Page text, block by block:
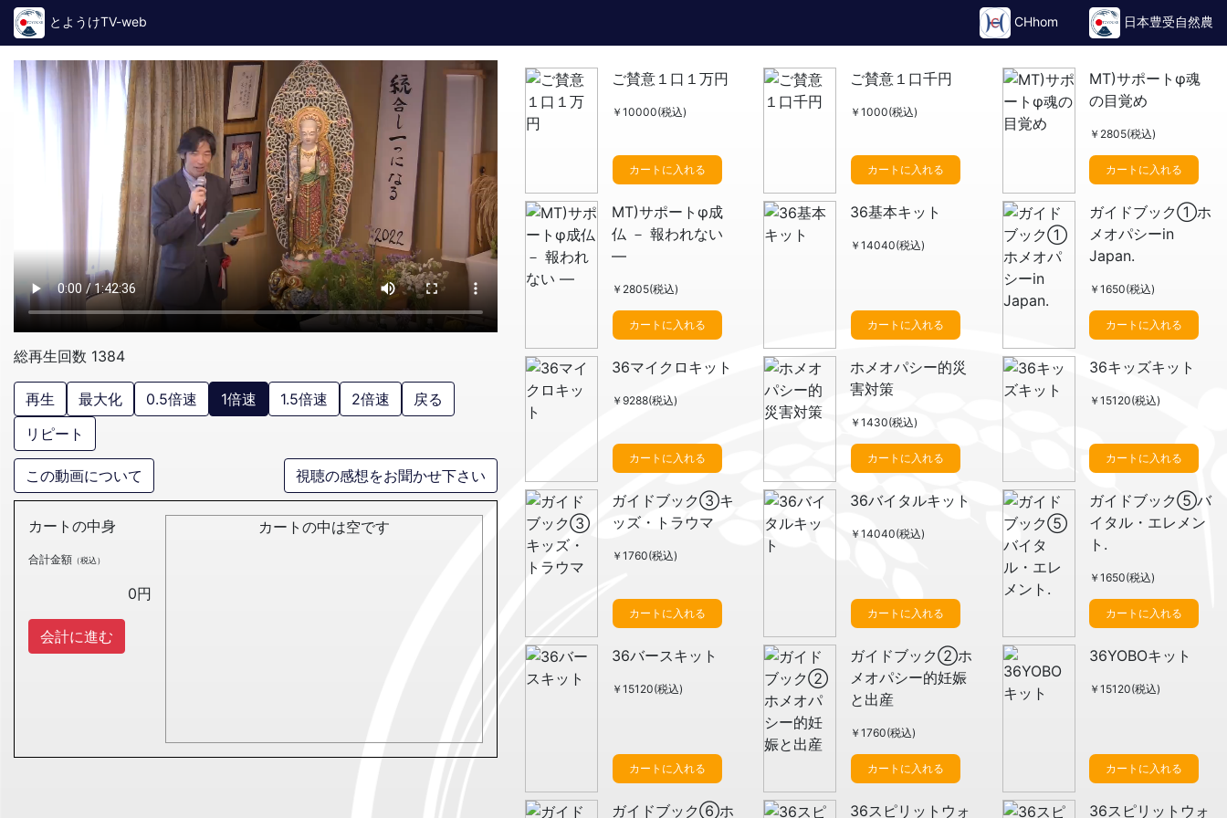
とようけTV-web CHhom 日本豊受自然農
総再生回数 1384
再生 最大化 0.5倍速 1倍速 1.5倍速 2倍速
戻る
リピート
この動画について 視聴の感想をお聞かせ下さい
カートの中身
合計金額 （税込）
0円
会計に進む
カートの中は空です
ご賛意１口１万円
￥10000(税込)
カートに入れる
ご賛意１口千円
￥1000(税込)
カートに入れる
MT)サポートφ魂
の目覚め
￥2805(税込)
カートに入れる
MT)サポートφ成
仏 － 報われない
―
￥2805(税込)
カートに入れる
36基本キット
￥14040(税込)
カートに入れる
ガイドブック①ホ
メオパシーin
Japan.
￥1650(税込)
カートに入れる
36マイクロキット
￥9288(税込)
カートに入れる
ホメオパシー的災
害対策
￥1430(税込)
カートに入れる
36キッズキット
￥15120(税込)
カートに入れる
ガイドブック③キ
ッズ・トラウマ
￥1760(税込)
カートに入れる
36バイタルキット
￥14040(税込)
カートに入れる
ガイドブック⑤バ
イタル・エレメン
ト.
￥1650(税込)
カートに入れる
36バースキット
￥15120(税込)
カートに入れる
ガイドブック②ホ
メオパシー的妊娠
と出産
￥1760(税込)
カートに入れる
36YOBOキット
￥15120(税込)
カートに入れる
ガイドブック⑥ホ 36スピリットウォ 36スピリットウォ